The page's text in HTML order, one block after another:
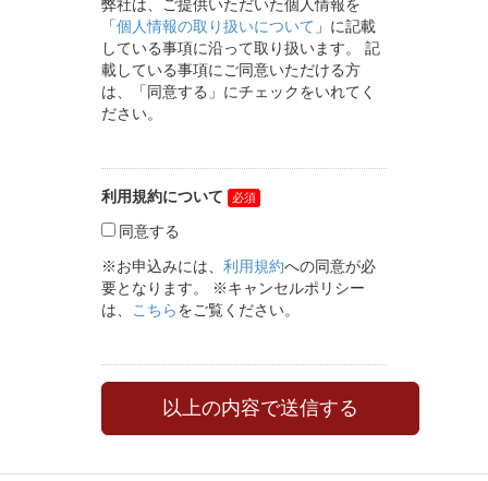
弊社は、ご提供いただいた個人情報を
「個人情報の取り扱いについて 」に記載
している事項に沿って取り扱います。 記
載している事項にご同意いただける方
は、「同意する」にチェックをいれてく
ださい。
利用規約について
同意する
※お申込みには、利用規約への同意が必
要となります。 ※キャンセルポリシー
は、 こちらをご覧ください。